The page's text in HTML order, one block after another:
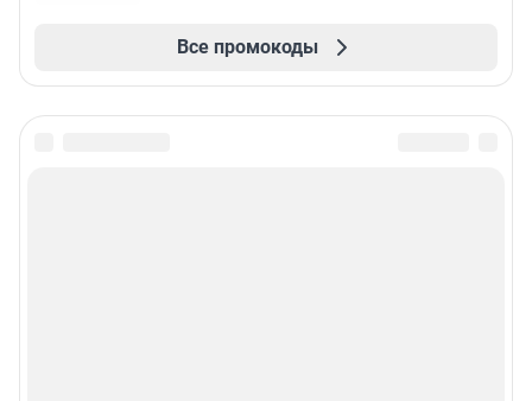
Все промокоды